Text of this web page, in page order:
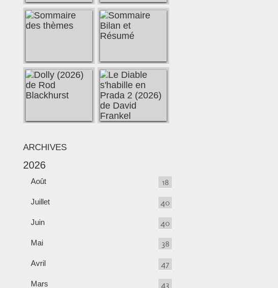
ARCHIVES
2026
Août 18
Juillet 40
Juin 40
Mai 38
Avril 47
Mars 43